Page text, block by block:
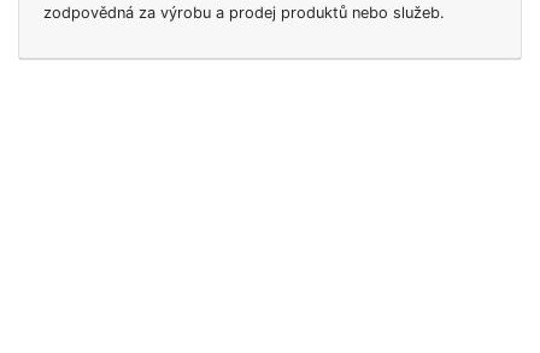
zodpovědná za výrobu a prodej produktů nebo služeb.